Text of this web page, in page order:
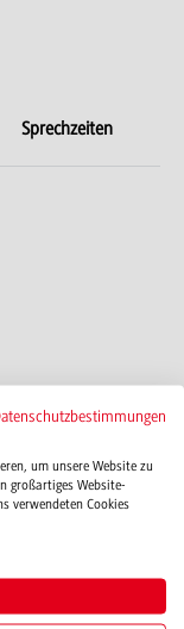
Sprechzeiten
um unsere Website zu
großartiges Website-
verwendeten Cookies